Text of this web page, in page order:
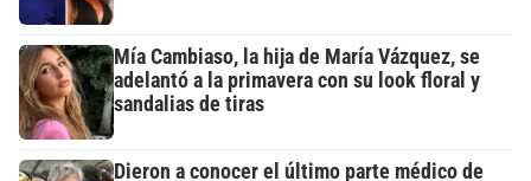
Mía Cambiaso, la hija de María Vázquez, se
adelantó a la primavera con su look floral y
sandalias de tiras
Dieron a conocer el último parte médico de